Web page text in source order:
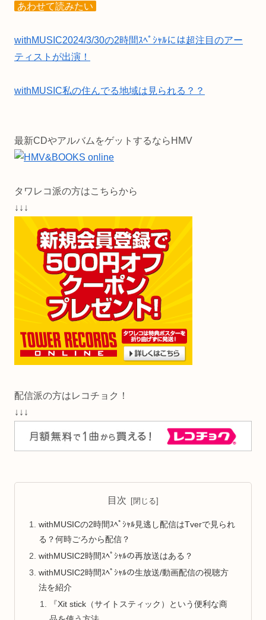
あわせて読みたい
withMUSIC2024/3/30の2時間ｽﾍﾟｼｬﾙには超注目のアー
ティストが出演！
withMUSIC私の住んでる地域は見られる？？
最新CDやアルバムをゲットするならHMV
タワレコ派の方はこちらから
↓↓↓
配信派の方はレコチョク！
↓↓↓
目次
withMUSICの2時間ｽﾍﾟｼｬﾙ見逃し配信はTverで見られ
る？何時ごろから配信？
withMUSIC2時間ｽﾍﾟｼｬﾙの再放送はある？
withMUSIC2時間ｽﾍﾟｼｬﾙの生放送/動画配信の視聴方
法を紹介
『Xit stick（サイトスティック）という便利な商